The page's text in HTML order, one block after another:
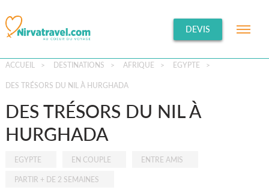
DEVIS
ACCUEIL > DESTINATIONS > AFRIQUE > EGYPTE >
DES TRÉSORS DU NIL À HURGHADA
DES TRÉSORS DU NIL À
HURGHADA
EGYPTE EN COUPLE ENTRE AMIS
PARTIR + DE 2 SEMAINES